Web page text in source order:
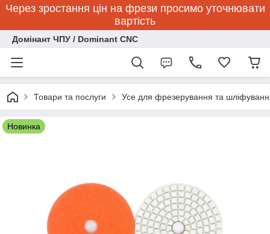
Через зростання цін на фрези просимо уточнювати
вартість
Домінант ЧПУ / Dominant CNC
Товари та послуги Усе для фрезерування та
Новинка